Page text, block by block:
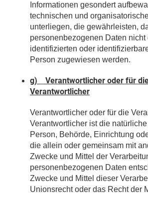
Informationen gesondert
technischen und
unterliegen, die gewährleisten,
personenbezogenen Daten nicht
identifizierten oder
Person zugewiesen werden.
g) Verantwortlicher oder für
Verantwortlicher
Verantwortlicher oder für die
Verantwortlicher ist die
Person, Behörde, Einrichtung
die allein oder gemeinsam mit
Zwecke und Mittel der
personenbezogenen Daten
Zwecke und Mittel dieser
Unionsrecht oder das Recht der